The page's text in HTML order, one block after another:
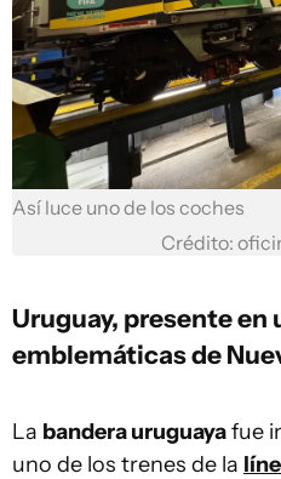
Así luce uno de los coches
Crédito:
Uruguay, presente en
emblemáticas de
La bandera uruguayafue
uno de los trenes de la